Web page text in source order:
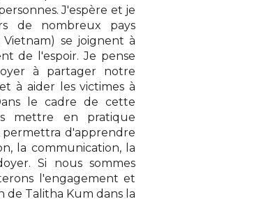
J'espère et je
de nombreux pays
Vietnam) se joignent à
de l'espoir. Je pense
à partager notre
à aider les victimes à
le cadre de cette
mettre en pratique
permettra d'apprendre
la communication, la
Si nous sommes
l'engagement et
de Talitha Kum dans la